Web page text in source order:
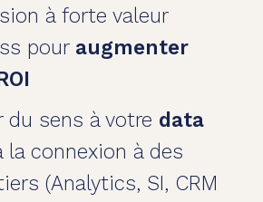
à forte valeur
pour augmenter
du sens à votre data
la connexion à des
(Analytics, SI, CRM